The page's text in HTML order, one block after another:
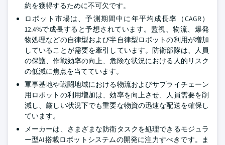
約を獲得するために不可欠です。
ロボット市場は、予測期間中に年平均成長率（CAGR）
12.4%で成長すると予想されています。監視、物流、爆発
物処理などの自律型および半自律型ロボットの利用が増加
していることが需要を牽引しています。防衛部隊は、人員
の保護、作戦効率の向上、危険な状況における人的リスク
の低減に焦点を当てています。
軍事基地や戦闘地域における物流およびサプライチェーン
用ロボットの利用増加は、効率を向上させ、人員需要を削
減し、厳しい状況下でも重要な物資の迅速な配送を確保し
ています。
メーカーは、さまざまな防衛タスクを処理できるモジュラ
ー型AI搭載ロボットシステムの開発に注力すべきです。ま